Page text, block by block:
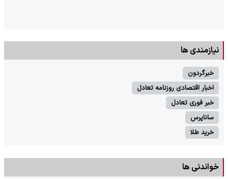
نیازمندی ها
خبرگردون
اخبار اقتصادی روزنامه تعادل
خبر فوری تعادل
ساناپرس
خرید طلا
خواندنی ها